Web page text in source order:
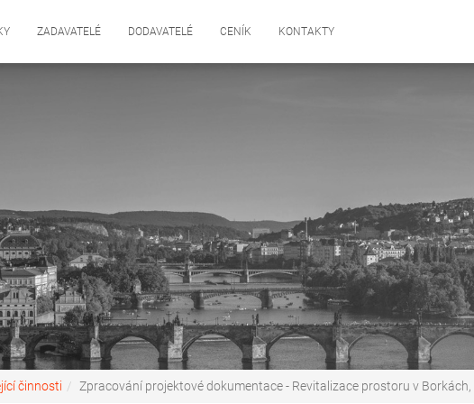
ZADAVATELÉ DODAVATELÉ CENÍK KONTAKTY
činnosti Zpracování projektové dokumentace - Revitalizace prostoru v Borkách,